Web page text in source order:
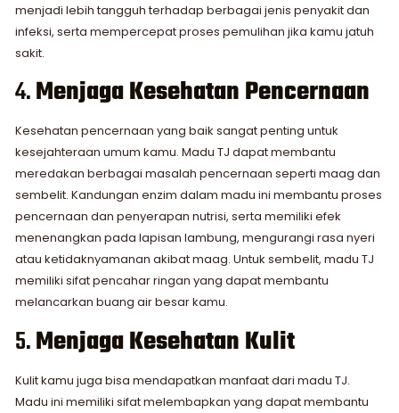
menjadi lebih tangguh terhadap berbagai jenis penyakit dan
infeksi, serta mempercepat proses pemulihan jika kamu jatuh
sakit.
4.Menjaga Kesehatan Pencernaan
Kesehatan pencernaan yang baik sangat penting untuk
kesejahteraan umum kamu. Madu TJ dapat membantu
meredakan berbagai masalah pencernaan seperti maag dan
sembelit. Kandungan enzim dalam madu ini membantu proses
pencernaan dan penyerapan nutrisi, serta memiliki efek
menenangkan pada lapisan lambung, mengurangi rasa nyeri
atau ketidaknyamanan akibat maag. Untuk sembelit, madu TJ
memiliki sifat pencahar ringan yang dapat membantu
melancarkan buang air besar kamu.
5.Menjaga Kesehatan Kulit
Kulit kamu juga bisa mendapatkan manfaat dari madu TJ.
Madu ini memiliki sifat melembapkan yang dapat membantu